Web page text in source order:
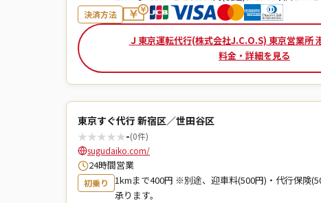
決済方法
Ｊ東京運転代行(株式会社J.C.O.S) 東京営業所
料金・詳細を見る
東京すぐ代行 新宿区／世田谷区
★★★★★-(0件)
sugudaiko.com/
24時間営業
初乗り
1kmまで400円 ※別途、迎車料(500円)・代行保険
承ります。